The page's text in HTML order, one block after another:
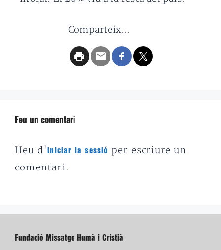
Comparteix...
Feu un comentari
Heu d'iniciar la sessió
per escriure un
comentari.
Fundació Missatge Humà i Cristià